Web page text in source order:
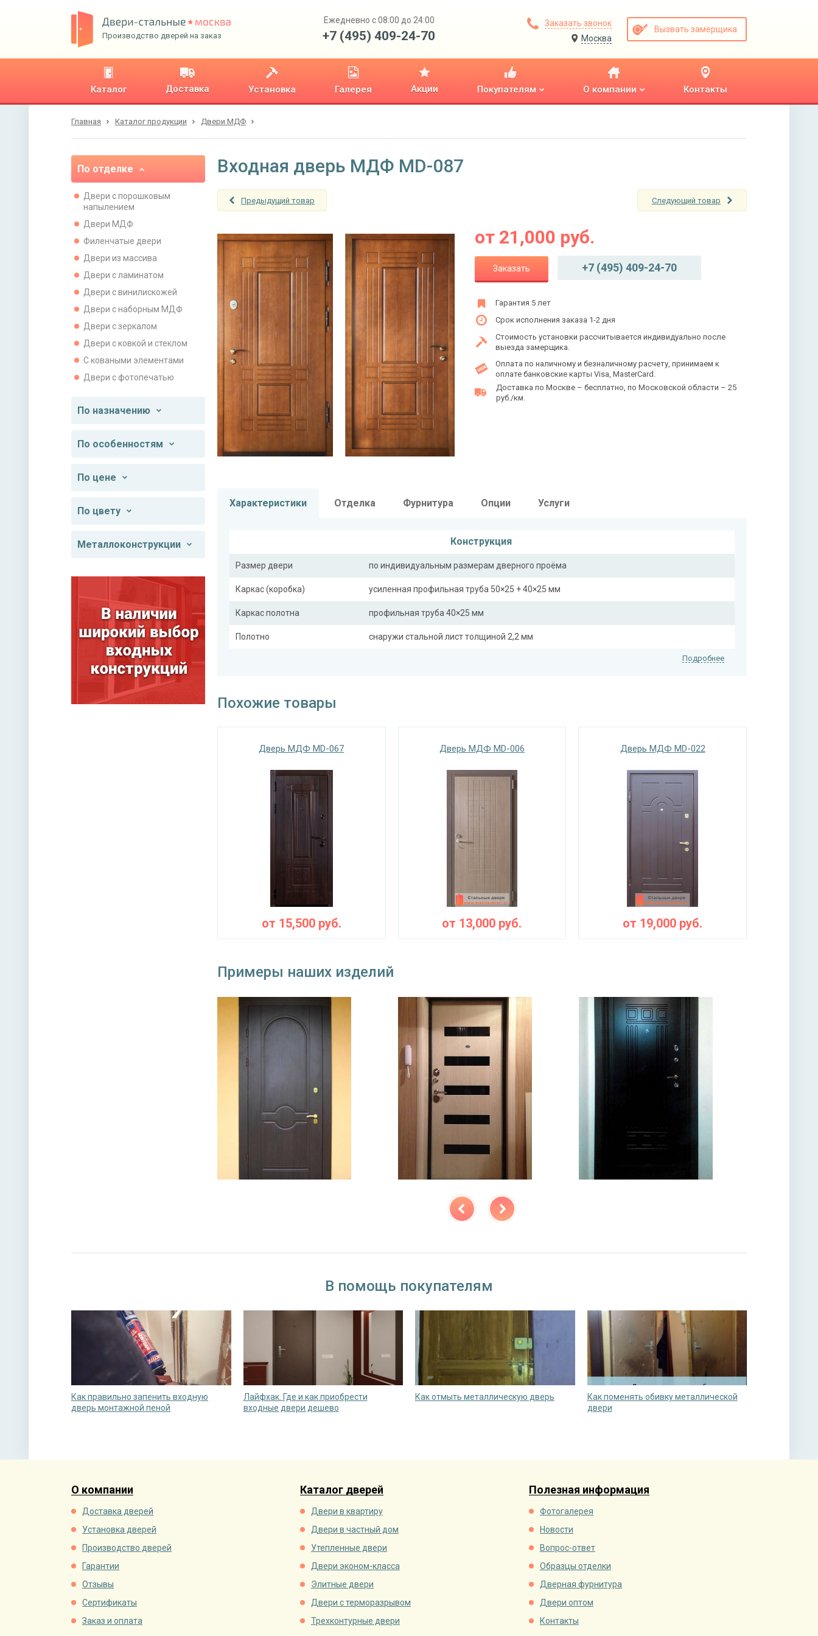
Производство дверей на заказ
Ежедневно с 08:00 до 24:00
+7 (495) 409-24-70
Заказать звонок
Москва
Вызвать замерщика
Каталог Доставка Установка Галерея Акции Покупателям О компании Контакты
Главная Каталог продукции Двери МДФ
По отделке
Двери с порошковым
напылением
Двери МДФ
Филенчатые двери
Двери из массива
Двери с ламинатом
Двери с винилискожей
Двери с наборным МДФ
Двери с зеркалом
Двери с ковкой и стеклом
С коваными элементами
Двери с фотопечатью
По назначению
По особенностям
По цене
По цвету
Металлоконструкции
Входная дверь МДФ MD-087
Предыдущий товар Следующий товар
от 21,000 руб.
Заказать +7 (495) 409-24-70
Гарантия 5 лет
Срок исполнения заказа 1-2 дня
Стоимость установки рассчитывается индивидуально после
выезда замерщика.
Оплата по наличному и безналичному расчету, принимаем к
оплате банковские карты Visa, MasterCard.
Доставка по Москве – бесплатно, по Московской области – 25
руб./км.
Характеристики Отделка Фурнитура Опции Услуги
Конструкция
Размер двери по индивидуальным размерам дверного проёма
Каркас (коробка) усиленная профильная труба 50×25 + 40×25 мм
Каркас полотна профильная труба 40×25 мм
Полотно снаружи стальной лист толщиной 2,2 мм
Отделка внутри панель из МДФ 10 мм (цвет и фрезеровка на выбор)
Запирающие устройства и фурнитура
Верхний замок сувальдный (сейфовый) «ПРО-САМ 799», 3-х ригельный, 2-х оборотный
Противосъемные устройства
Изоляционные материалы
Направление открывания
левое / правое (на выбор)
Угол открывания
Подробнее
Похожие товары
Дверь МДФ MD-067
от 15,500руб.
Дверь МДФ MD-006
от 13,000 руб.
Дверь МДФ MD-022
от 19,000 руб.
Примеры наших изделий
В помощь покупателям
Как правильно запенить входную
дверь монтажной пеной
Лайфхак. Где и как приобрести
входные двери дешево
Как отмыть металлическую дверь
Как поменять обивку металлической
двери
О компании
Доставка дверей
Установка дверей
Производство дверей
Гарантии
Отзывы
Сертификаты
Заказ и оплата
Каталог дверей
Двери в квартиру
Двери в частный дом
Утепленные двери
Двери эконом-класса
Элитные двери
Двери с терморазрывом
Трехконтурные двери
Полезная информация
Фотогалерея
Новости
Вопрос-ответ
Образцы отделки
Дверная фурнитура
Двери оптом
Контакты